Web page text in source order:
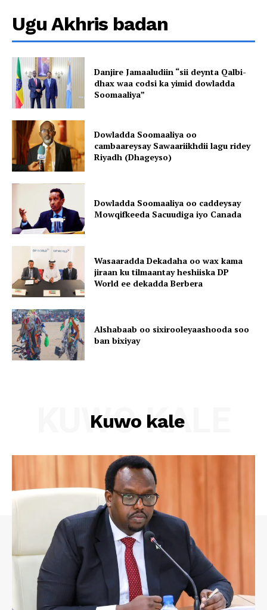
Ugu Akhris badan
Danjire Jamaaludiin “sii deynta Qalbi-
dhax waa codsi ka yimid dowladda
Soomaaliya”
Dowladda Soomaaliya oo
cambaareysay Sawaariikhdii lagu ridey
Riyadh (Dhageyso)
Dowladda Soomaaliya oo caddeysay
Mowqifkeeda Sacuudiga iyo Canada
Wasaaradda Dekadaha oo wax kama
jiraan ku tilmaantay heshiiska DP
World ee dekadda Berbera
Alshabaab oo sixirooleyaashooda soo
ban bixiyay
Kuwo kale
KUWO KALE